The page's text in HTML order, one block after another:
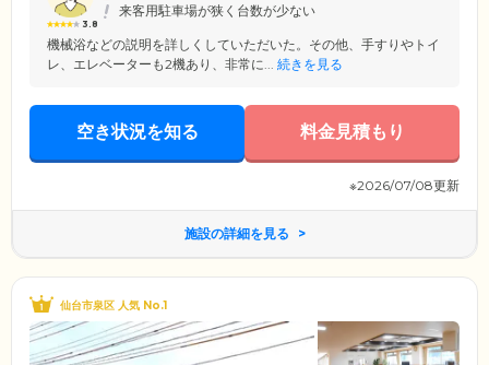
3.8
来客用駐車場が狭く台数が少ない
機械浴などの説明を詳しくしていただいた。その他、手すりやトイ
レ、エレベーターも2機あり、非常に... 続きを見る
空き状況を知る 料金見積もり
※2026/07/08更新
施設の詳細を見る
仙台市泉区 人気 No.1